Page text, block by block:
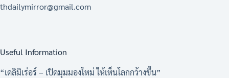
thdailymirror@gmail.com
Useful Information
“เดลิมิเร่อร์ – เปิดมุมมองใหม่ ให้เห็นโลกกว้างขึ้น”